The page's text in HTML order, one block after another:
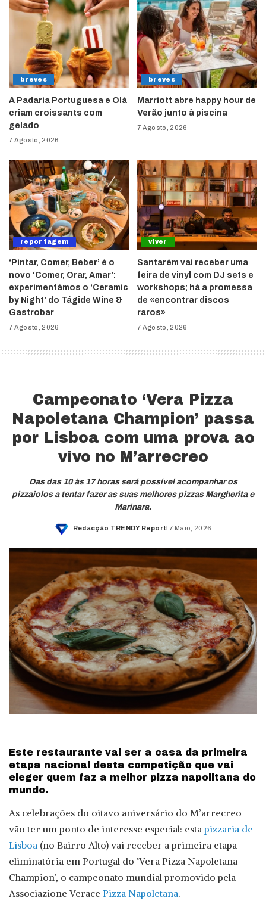
breves
A Padaria Portuguesa e Olá
criam croissants com
gelado
7 Agosto, 2026
breves
Marriott abre happy hour de
Verão junto à piscina
7 Agosto, 2026
reportagem
‘Pintar, Comer, Beber’ é o
novo ‘Comer, Orar, Amar’:
experimentámos o ‘Ceramic
by Night’ do Tágide Wine &
Gastrobar
7 Agosto, 2026
viver
Santarém vai receber uma
feira de vinyl com DJ sets e
workshops; há a promessa
de «encontrar discos
raros»
7 Agosto, 2026
Campeonato ‘Vera Pizza
Napoletana Champion’ passa
por Lisboa com uma prova ao
vivo no M’arrecreo
Das das 10 às 17 horas será possível acompanhar os
pizzaiolos a tentar fazer as suas melhores pizzas Margherita e
Marinara.
Posted
Redacção TRENDY Report 7 Maio, 2026
Este restaurante vai ser a casa da primeira
etapa nacional desta competição que vai
eleger quem faz a melhor pizza napolitana do
mundo.
As celebrações do oitavo aniversário do M’arrecreo
vão ter um ponto de interesse especial: estapizzaria de
Lisboa (no Bairro Alto) vai receber a primeira etapa
eliminatória em Portugal do ‘Vera Pizza Napoletana
Champion’, o campeonato mundial promovido pela
Associazione Verace Pizza Napoletana.